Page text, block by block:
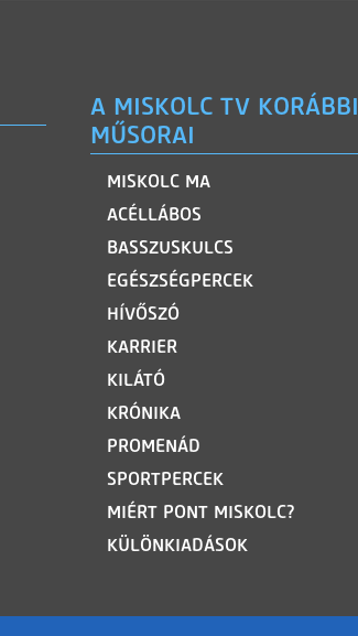
A MISKOLC TV KORÁBBI
MŰSORAI
MISKOLC MA
ACÉLLÁBOS
BASSZUSKULCS
EGÉSZSÉGPERCEK
HÍVŐSZÓ
KARRIER
KILÁTÓ
KRÓNIKA
PROMENÁD
SPORTPERCEK
MIÉRT PONT MISKOLC?
KÜLÖNKIADÁSOK